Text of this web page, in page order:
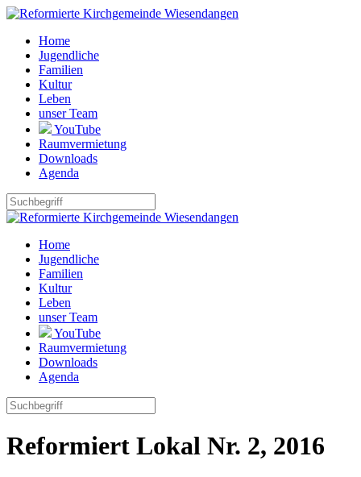
Home
Jugendliche
Familien
Kultur
Leben
unser Team
YouTube
Raumvermietung
Downloads
Agenda
Home
Jugendliche
Familien
Kultur
Leben
unser Team
YouTube
Raumvermietung
Downloads
Agenda
Reformiert Lokal Nr. 2, 2016